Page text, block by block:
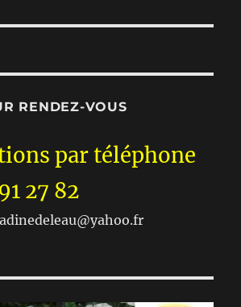
RENDEZ-VOUS
par téléphone
27 82